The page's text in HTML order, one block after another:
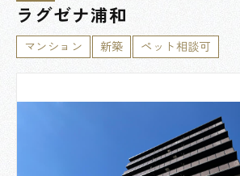
ラグゼナ浦和
マンション 新築 ペット相談可